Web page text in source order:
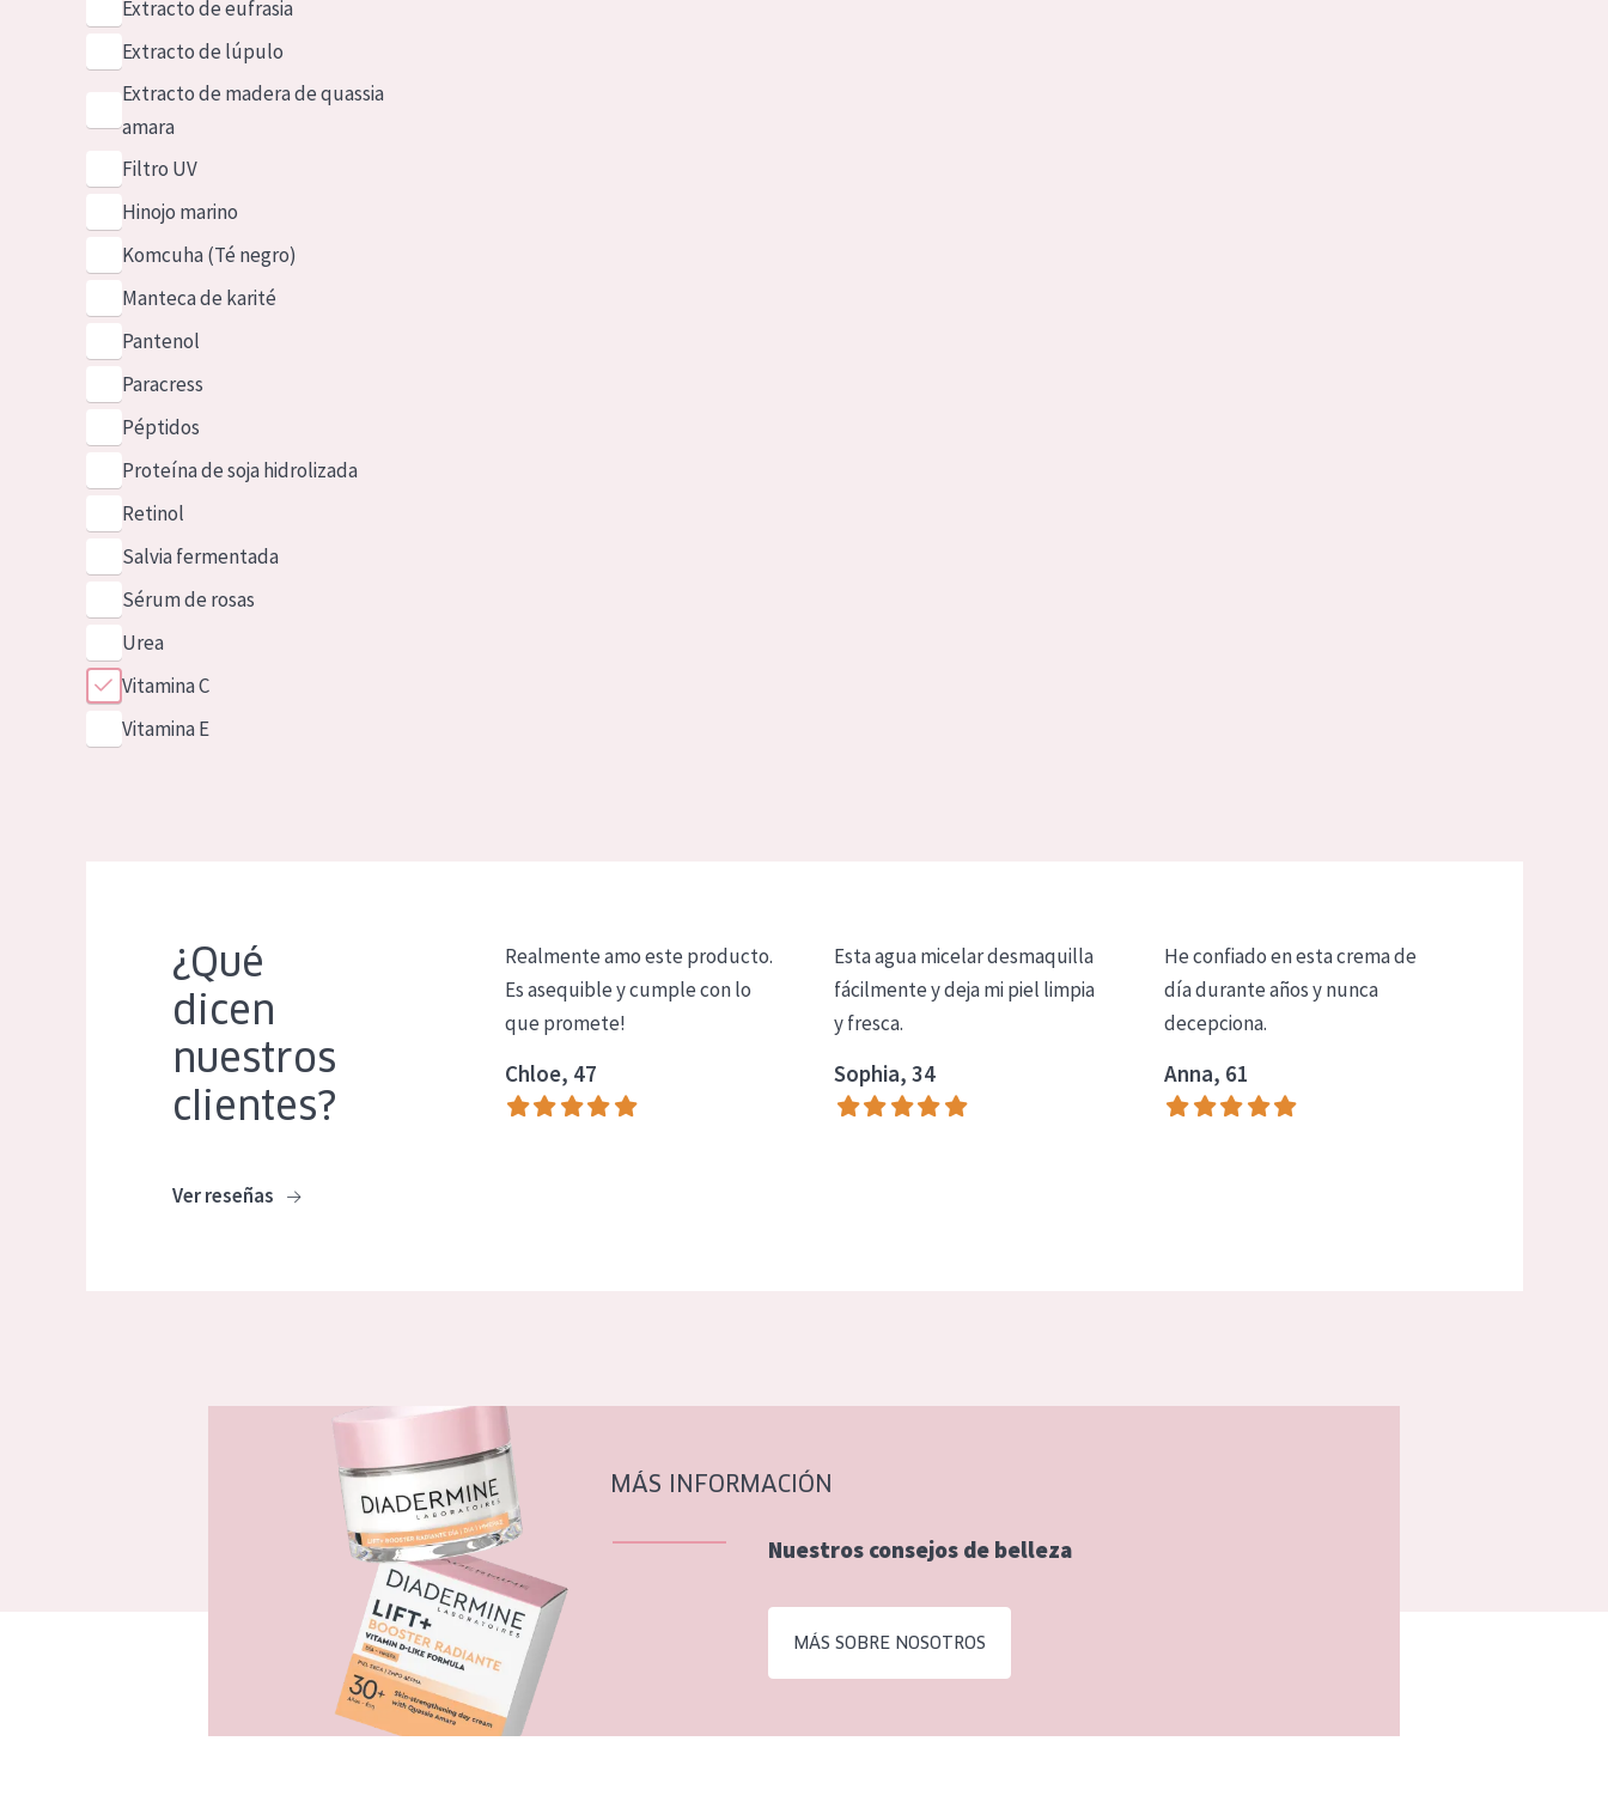
Extracto de eufrasia
Extracto de lúpulo
Extracto de madera de quassia
amara
Filtro UV
Hinojo marino
Komcuha (Té negro)
Manteca de karité
Pantenol
Paracress
Péptidos
Proteína de soja hidrolizada
Retinol
Salvia fermentada
Sérum de rosas
Urea
Vitamina C
Vitamina E
¿Qué
dicen
nuestros
clientes?
Ver reseñas
Realmente amo este producto.
Es asequible y cumple con lo
que promete!
Chloe, 47
Esta agua micelar desmaquilla
fácilmente y deja mi piel limpia
y fresca.
Sophia, 34
He confiado en esta crema de
día durante años y nunca
decepciona.
Anna, 61
MÁS INFORMACIÓN
Nuestros consejos de belleza
MÁS SOBRE NOSOTROS